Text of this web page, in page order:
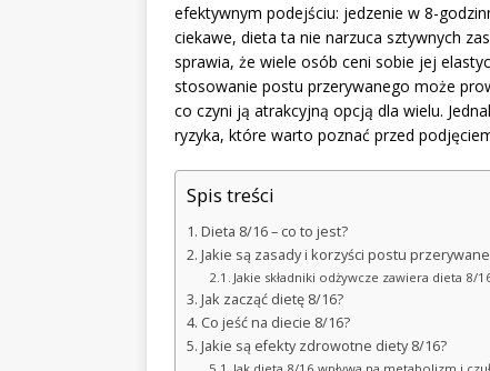
efektywnym podejściu: jedzenie w 8-
ciekawe, dieta ta nie narzuca sztywnych
sprawia, że wiele osób ceni sobie jej
stosowanie postu przerywanego może
co czyni ją atrakcyjną opcją dla wielu.
ryzyka, które warto poznać przed
Spis treści
Dieta 8/16 – co to jest?
Jakie są zasady i korzyści postu
Jakie składniki odżywcze zawiera dieta 8/
Jak zacząć dietę 8/16?
Co jeść na diecie 8/16?
Jakie są efekty zdrowotne diety 8/16?